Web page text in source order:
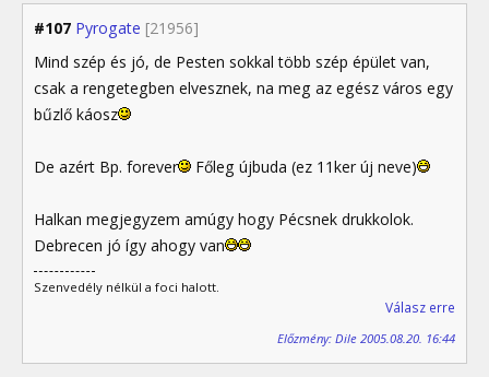
#107 Pyrogate [21956]
Mind szép és jó, de Pesten sokkal több szép épület van,
csak a rengetegben elvesznek, na meg az egész város egy
bűzlő káosz
De azért Bp. forever Főleg újbuda (ez 11ker új neve)
Halkan megjegyzem amúgy hogy Pécsnek drukkolok.
Debrecen jó így ahogy van
Szenvedély nélkül a foci halott.
Válasz erre
Előzmény: Dile 2005.08.20. 16:44